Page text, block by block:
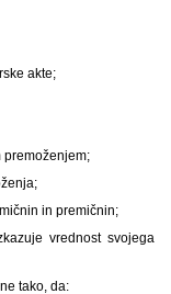
akte;
in premičnin;
vrednost svojega
tako, da: